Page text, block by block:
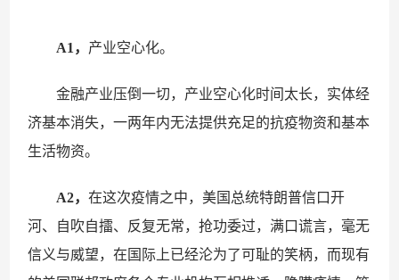
A1， 产业空心化。
金融产业压倒一切，产业空心化时间太长，实体经
济基本消失，一两年内无法提供充足的抗疫物资和基本
生活物资。
A2，在这次疫情之中，美国总统特朗普信口开
河、自吹自擂、反复无常，抢功委过，满口谎言，毫无
信义与威望，在国际上已经沦为了可耻的笑柄，而现有